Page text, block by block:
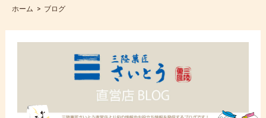
ホーム ブログ